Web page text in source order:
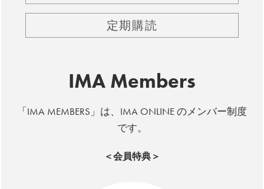
定期購読
IMA Members
「IMA MEMBERS」は、IMA ONLINE のメンバー制度
です。
＜会員特典＞